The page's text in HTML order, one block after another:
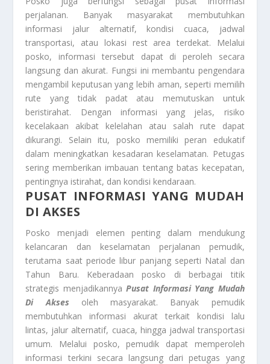
perjalanan. Banyak masyarakat membutuhkan
informasi jalur alternatif, kondisi cuaca, jadwal
transportasi, atau lokasi rest area terdekat. Melalui
posko, informasi tersebut dapat di peroleh secara
langsung dan akurat. Fungsi ini membantu pengendara
mengambil keputusan yang lebih aman, seperti memilih
rute yang tidak padat atau memutuskan untuk
beristirahat. Dengan informasi yang jelas, risiko
kecelakaan akibat kelelahan atau salah rute dapat
dikurangi. Selain itu, posko memiliki peran edukatif
dalam meningkatkan kesadaran keselamatan. Petugas
sering memberikan imbauan tentang batas kecepatan,
pentingnya istirahat, dan kondisi kendaraan.
PUSAT INFORMASI YANG MUDAH
DI AKSES
Posko menjadi elemen penting dalam mendukung
kelancaran dan keselamatan perjalanan pemudik,
terutama saat periode libur panjang seperti Natal dan
Tahun Baru. Keberadaan posko di berbagai titik
strategis menjadikannyaPusat Informasi Yang Mudah
Di Akses oleh masyarakat. Banyak pemudik
membutuhkan informasi akurat terkait kondisi lalu
lintas, jalur alternatif, cuaca, hingga jadwal transportasi
umum. Melalui posko, pemudik dapat memperoleh
informasi terkini secara langsung dari petugas yang